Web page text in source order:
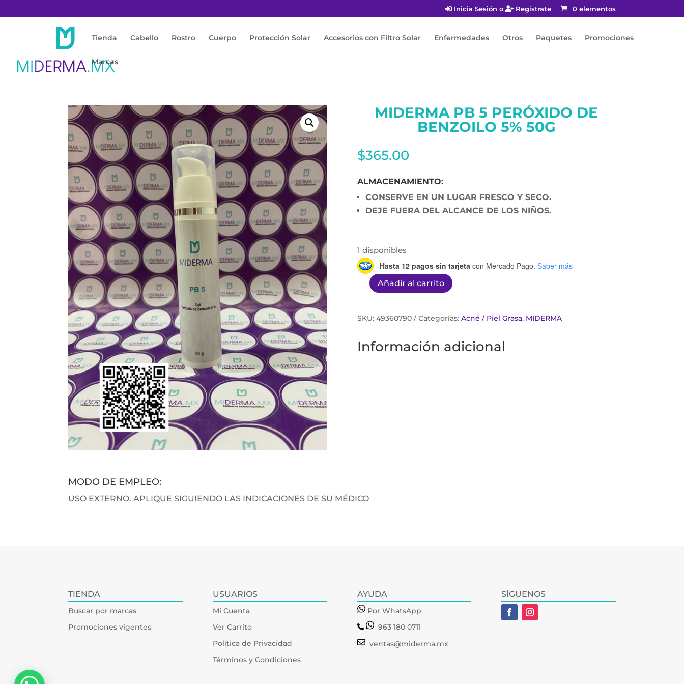
Inicia Sesión o Regístrate 0 elementos
Tienda Cabello Rostro Cuerpo Protección Solar Accesorios con Filtro Solar Enfermedades Otros Paquetes Promociones
Marcas
MIDERMA PB 5 PERÓXIDO DE
BENZOILO 5% 50G
$365.00
ALMACENAMIENTO:
CONSERVE EN UN LUGAR FRESCO Y SECO.
DEJE FUERA DEL ALCANCE DE LOS NIÑOS.
1 disponibles
Hasta 12 pagos sin tarjeta con Mercado Pago. Saber más
MIDERMA
5
DE
Añadir al carrito
SKU: 49360790 Categorías: Acné / Piel Grasa, MIDERMA
Información adicional
MODO DE EMPLEO:
USO EXTERNO. APLIQUE SIGUIENDO LAS INDICACIONES DE SU MÉDICO
TIENDA
Buscar por marcas
Promociones vigentes
USUARIOS
Mi Cuenta
Ver Carrito
Política de Privacidad
Términos y Condiciones
AYUDA
Por WhatsApp
963 180 0711
ventas@miderma.mx
SÍGUENOS